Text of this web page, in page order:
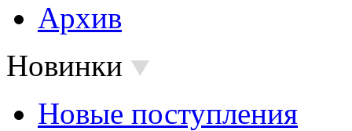
Архив
Новинки
Новые поступления